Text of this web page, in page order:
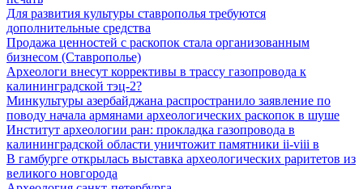
Для развития культуры ставрополья требуются
дополнительные средства
Продажа ценностей с раскопок стала организованным
бизнесом (Ставрополье)
Археологи внесут коррективы в трассу газопровода к
калининградской тэц-2?
Минкультуры азеpбайджана распространило заявление по
поводу начала аpмянами археологических раскопок в шуше
Институт археологии ран: прокладка газопровода в
калининградской области уничтожит памятники ii-viii в
В гамбурге открылась выставка археологических раритетов из
великого новгорода